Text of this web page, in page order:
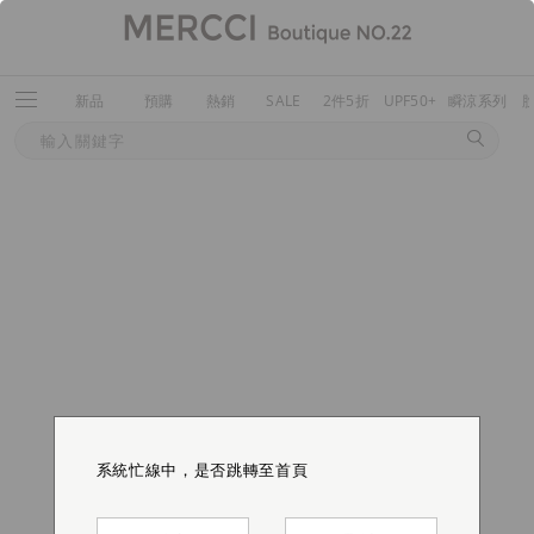
新品 預購 熱銷 SALE 2件5折 UPF50+ 瞬涼系列
系統忙線中，是否跳轉至首頁
系統忙線中，是否跳轉至首頁
系統忙線中，是否跳轉至首頁
系統忙線中，是否跳轉至首頁
系統忙線中，是否跳轉至首頁